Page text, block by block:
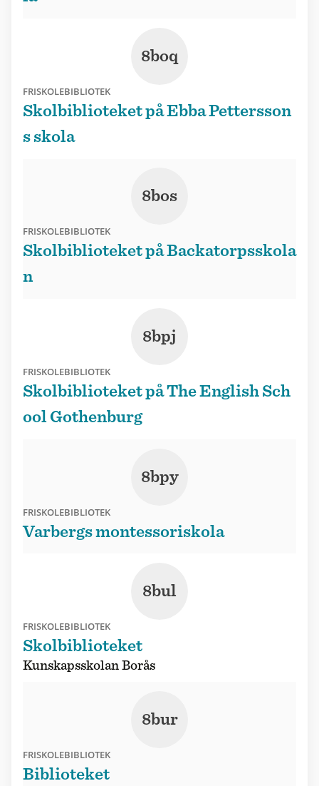
8boq
FRISKOLEBIBLIOTEK
Skolbiblioteket på Ebba Pettersson
s skola
8bos
FRISKOLEBIBLIOTEK
Skolbiblioteket på Backatorpsskola
n
8bpj
FRISKOLEBIBLIOTEK
Skolbiblioteket på The English Sch
ool Gothenburg
8bpy
FRISKOLEBIBLIOTEK
Varbergs montessoriskola
8bul
FRISKOLEBIBLIOTEK
Skolbiblioteket
Kunskapsskolan Borås
8bur
FRISKOLEBIBLIOTEK
Biblioteket